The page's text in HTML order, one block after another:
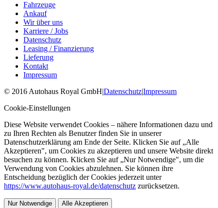
Fahrzeuge
Ankauf
Wir über uns
Karriere / Jobs
Datenschutz
Leasing / Finanzierung
Lieferung
Kontakt
Impressum
© 2016 Autohaus Royal GmbH|Datenschutz|Impressum
Cookie-Einstellungen
Diese Website verwendet Cookies – nähere Informationen dazu und
zu Ihren Rechten als Benutzer finden Sie in unserer
Datenschutzerklärung am Ende der Seite. Klicken Sie auf „Alle
Akzeptieren", um Cookies zu akzeptieren und unsere Website direkt
besuchen zu können. Klicken Sie auf „Nur Notwendige", um die
Verwendung von Cookies abzulehnen. Sie können ihre
Entscheidung bezüglich der Cookies jederzeit unter
https://www.autohaus-royal.de/datenschutz zurücksetzen.
Nur Notwendige Alle Akzeptieren